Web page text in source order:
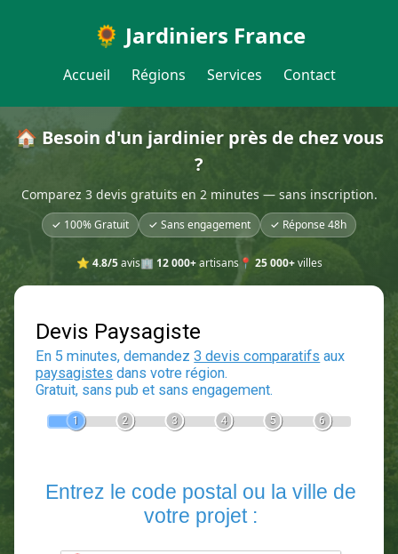
🌻 Jardiniers France
Accueil Régions Services Contact
🏠 Besoin d'un jardinier près de chez vous
?
Comparez 3 devis gratuits en 2 minutes — sans inscription.
✓ 100% Gratuit ✓ Sans engagement ✓ Réponse 48h
⭐ 4.8/5avis🏢 12 000+artisans📍 25 000+villes
Devis Paysagiste
En 5 minutes, demandez3 devis comparatifs
2 3